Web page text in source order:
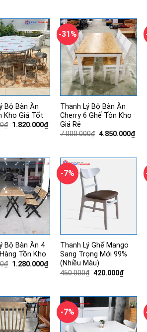
Bộ Bàn Ăn
Kho Giá Tốt
₫ Giá
1.820.000₫Giá
hiện
-31%
Thanh Lý Bộ Bàn Ăn
Cherry 6 Ghế Tồn Kho
Giá Rẻ
7.000.000₫ Giá
4.850.000₫Giá
Bộ Bàn Ăn 4
Tồn Kho
₫ Giá
1.280.000₫Giá
hiện
-7%
Thanh Lý Ghế Mango
Sang Trọng Mới 99%
(Nhiều Màu)
450.000₫ Giá
420.000₫Giá
-7%